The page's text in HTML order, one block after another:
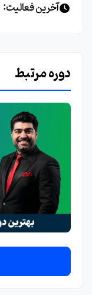
آخرین فعالیت:
دوره مرتبط